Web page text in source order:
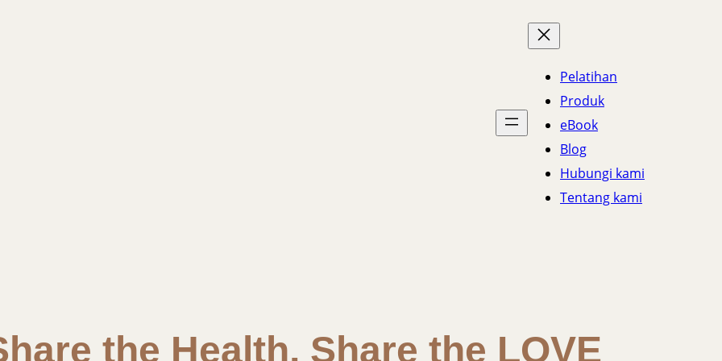
Pelatihan
Produk
eBook
Blog
Hubungi kami
Tentang kami
the Health, Share the LOVE